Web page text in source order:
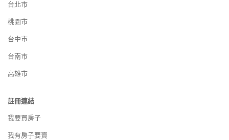
台北市
桃園市
台中市
台南市
高雄市
註冊連結
我要買房子
我有房子要賣